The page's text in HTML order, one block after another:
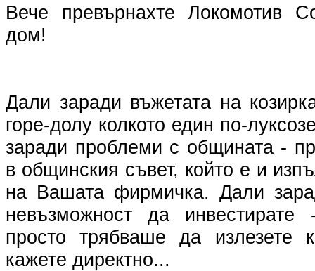
Вече превърнахте Локомотив
дом!
Дали заради въжетата на
горе-долу колкото един по-
заради проблеми с общината -
в общинския съвет, който е и
на Вашата фирмичка. Дали
невъзможност да
просто трябваше да
кажете директно...